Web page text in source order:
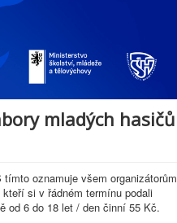
mladých hasičů
oznamuje všem organizátorům
si v řádném termínu podali
od 6 do 18 let / den činní 55 Kč.